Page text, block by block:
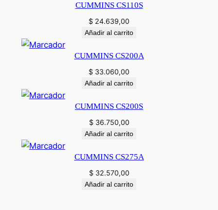
CUMMINS CS110S
$ 24.639,00
Añadir al carrito
CUMMINS CS200A
$ 33.060,00
Añadir al carrito
CUMMINS CS200S
$36.750,00
Añadir al carrito
CUMMINS CS275A
$32.570,00
Añadir al carrito